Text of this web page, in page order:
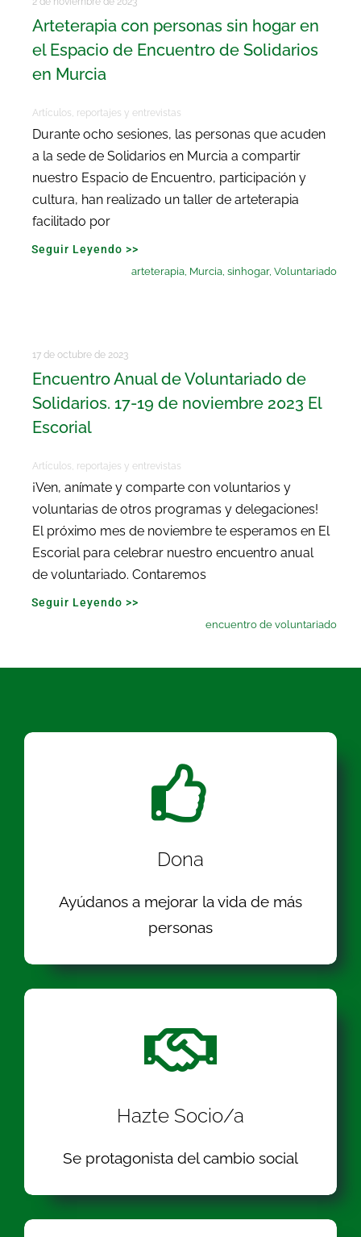
Arteterapia con personas sin hogar en
el Espacio de Encuentro de Solidarios
en Murcia
Artículos, reportajes y entrevistas
Durante ocho sesiones, las personas que acuden
a la sede de Solidarios en Murcia a compartir
nuestro Espacio de Encuentro, participación y
cultura, han realizado un taller de arteterapia
facilitado por
Seguir Leyendo >>
arteterapia Murcia ,sinhogar,Voluntariado
17 de octubre de 2023
Encuentro Anual de Voluntariado de
Solidarios. 17-19 de noviembre 2023 El
Escorial
Artículos, reportajes y entrevistas
¡Ven, anímate y comparte con voluntarios y
voluntarias de otros programas y delegaciones!
El próximo mes de noviembre te esperamos en El
Escorial para celebrar nuestro encuentro anual
de voluntariado. Contaremos
Seguir Leyendo >>
encuentro de voluntariado
Dona
Ayúdanos a mejorar la vida de más
personas
Hazte Socio/a
Se protagonista del cambio social